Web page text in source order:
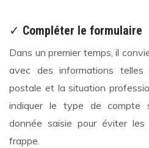
✓ Compléter le formulaire
Dans un premier temps, il
avec des informations
postale et la situation
indiquer le type de compte
donnée saisie pour éviter
frappe.